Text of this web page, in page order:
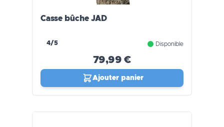
Casse bûche JAD
4/5 Disponible
79,99 €
Ajouter panier